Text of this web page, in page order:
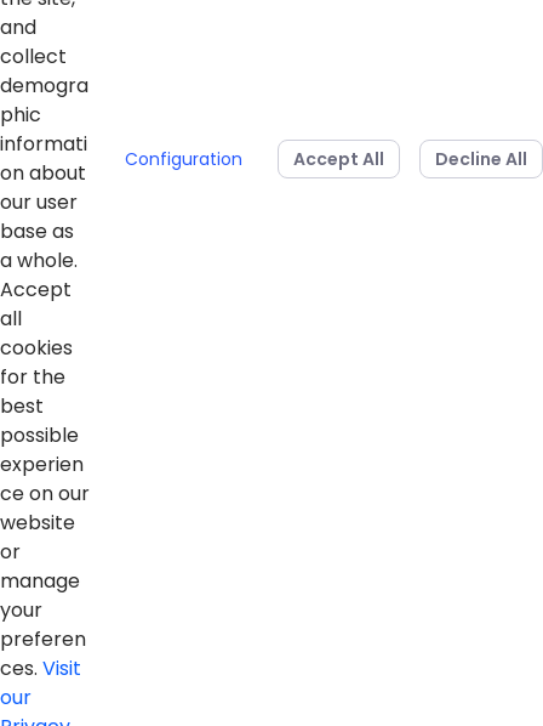
Sobre o blog
and
collect
demogra
phic
informati
on about
our user
base as
a whole.
Accept
all
cookies
for the
best
possible
experien
ce on our
website
or
manage
your
preferen
ces. Visit
our
Configuration Accept All Decline All